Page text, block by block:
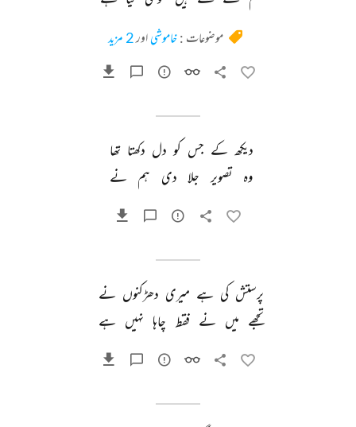
موضوعات :خاموشی اور2 مزید
دیکھ کے جس کو دل دکھتا تھا
وہ
تصویر جلا دی ہم نے
پرستش کی ہے میری دھڑکنوں نے
تجھے میں نے فقط چاہا نہیں ہے